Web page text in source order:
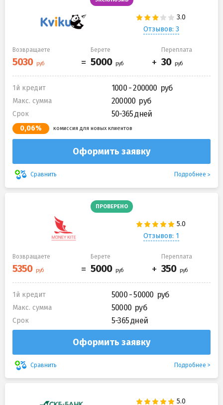
Отзывов: 3
Возвращаете Берете Переплата
1й кредит 1000 - 200000
Макс. сумма 200000
Срок 50-365 дней
0,06% комиссия для новых клиентов
Оформить заявку
Сравнить Подробнее
ПРОВЕРЕНО
Отзывов: 1
Возвращаете Берете Переплата
1й кредит 5000 - 50000
Макс. сумма 50000
Срок 5-365 дней
Оформить заявку
Сравнить Подробнее